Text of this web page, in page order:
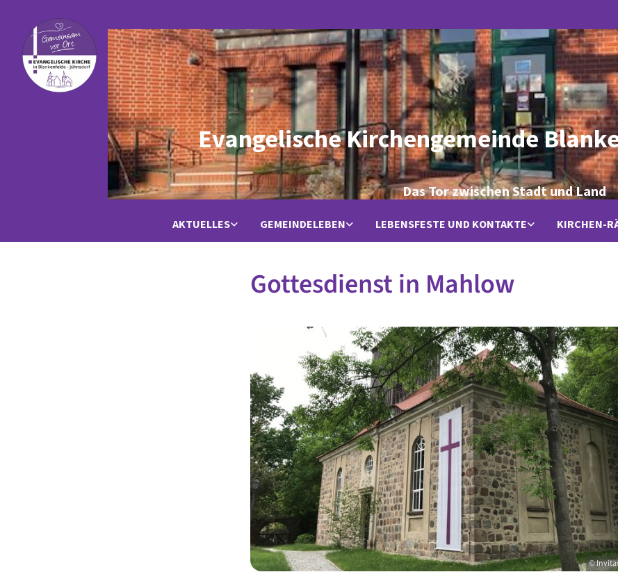
Evangelische Kirchengemeinde
Das Tor zwischen Stadt und Land
AKTUELLES GEMEINDELEBEN LEBENSFESTE UND KONTAKTE KIRCHEN-
Gottesdienst in Mahlow
©